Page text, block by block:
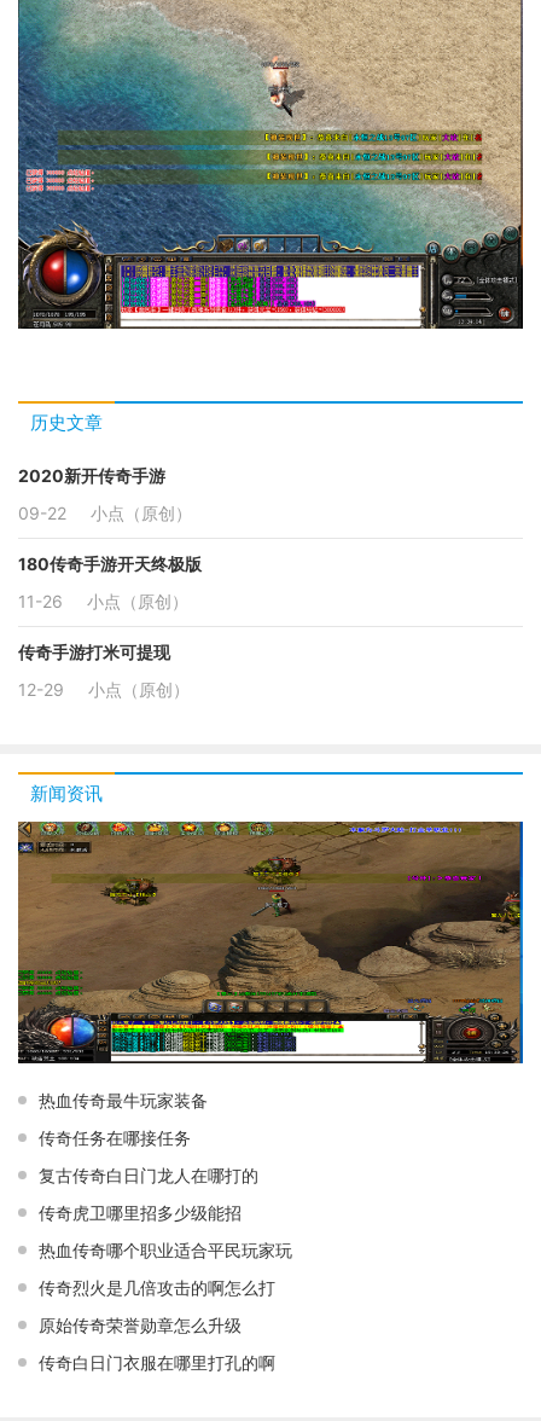
历史文章
2020新开传奇手游
09-22
小点（原创）
180传奇手游开天终极版
11-26
小点（原创）
传奇手游打米可提现
12-29
小点（原创）
新闻资讯
热血传奇最牛玩家装备
传奇任务在哪接任务
复古传奇白日门龙人在哪打的
传奇虎卫哪里招多少级能招
热血传奇哪个职业适合平民玩家玩
传奇烈火是几倍攻击的啊怎么打
原始传奇荣誉勋章怎么升级
传奇白日门衣服在哪里打孔的啊